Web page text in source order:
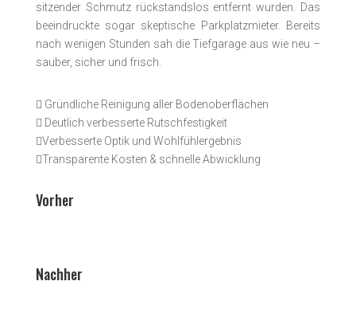
sitzender Schmutz rückstands­los entfernt wurden. Das
beeindruckte sogar skep­tische Park­­platz­­mieter. Bereits
nach wenigen Stunden sah die Tiefgarage aus wie neu –
sauber, sicher und frisch.
 Gründliche Reinigung aller Bodenoberflächen
 Deutlich verbesserte Rutschfestigkeit
Verbesserte Optik und Wohlfühlergebnis
Transparente Kosten & schnelle Abwicklung
Vorher
Nachher